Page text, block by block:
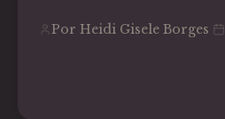
Por Heidi Gisele Borges